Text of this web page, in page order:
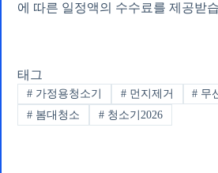
에 따른 일정액의 수수료를 제공받
태그
#가정용청소기 #먼지제거 # 무
#봄대청소 #청소기2026